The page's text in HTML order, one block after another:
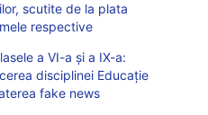
scutite de la plata
respective
a VI-a și a IX-a:
disciplinei Educație
fake news